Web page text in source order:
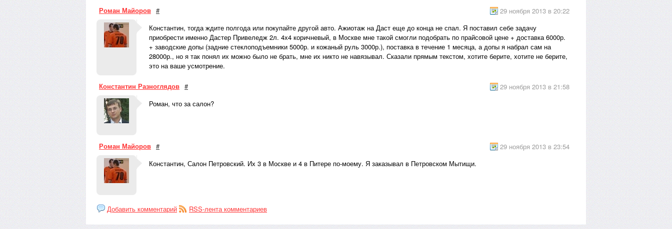
Роман Майоров #
29 ноября 2013 в 20:22
Константин, тогда ждите полгода или покупайте другой авто. Ажиотаж на Даст еще до конца не спал. Я поставил себе задачу
приобрести именно Дастер Привеледж 2л. 4х4 коричневый, в Москве мне такой смогли подобрать по прайсовой цене + доставка 6000р.
+ заводские допы (задние стеклоподъемники 5000р. и кожаный руль 3000р.), поставка в течение 1 месяца, а допы я набрал сам на
28000р., но я так понял их можно было не брать, мне их никто не навязывал. Сказали прямым текстом, хотите берите, хотите не берите,
это на ваше усмотрение.
Константин Разноглядов #
29 ноября 2013 в 21:58
Роман, что за салон?
Роман Майоров #
29 ноября 2013 в 23:54
Константин, Салон Петровский. Их 3 в Москве и 4 в Питере по-моему. Я заказывал в Петровском Мытищи.
Добавить комментарий RSS-лента комментариев